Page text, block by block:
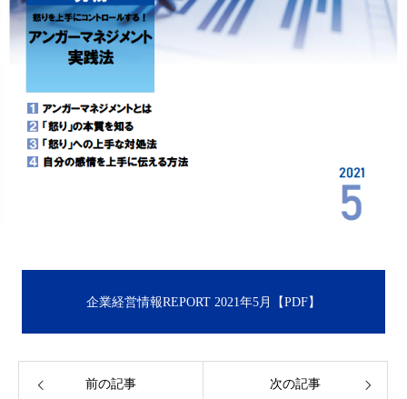
企業経営情報REPORT 2021年5月【PDF】
前の記事 次の記事